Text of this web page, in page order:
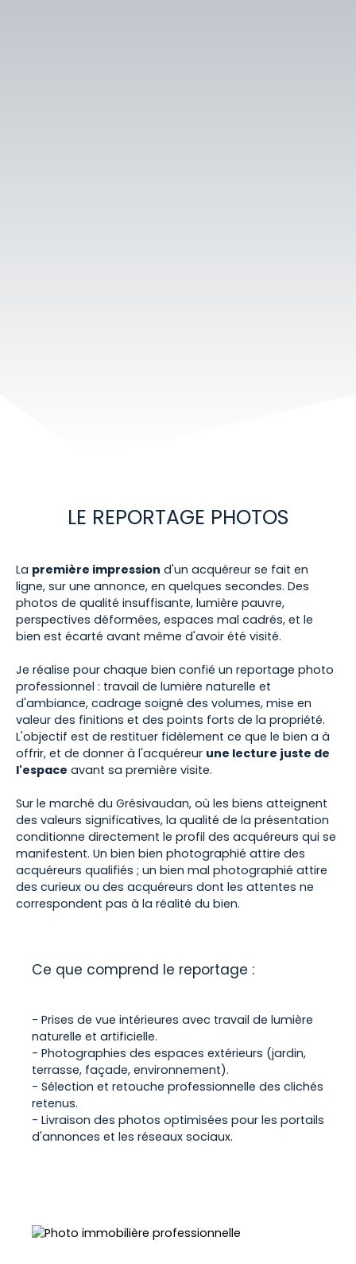
LE REPORTAGE PHOTOS
La première impression d'un acquéreur se fait en
ligne, sur une annonce, en quelques secondes. Des
photos de qualité insuffisante, lumière pauvre,
perspectives déformées, espaces mal cadrés, et le
bien est écarté avant même d'avoir été visité.
Je réalise pour chaque bien confié un reportage photo
professionnel : travail de lumière naturelle et
d'ambiance, cadrage soigné des volumes, mise en
valeur des finitions et des points forts de la propriété.
L'objectif est de restituer fidèlement ce que le bien a à
offrir, et de donner à l'acquéreur une lecture juste de
l'espace avant sa première visite.
Sur le marché du Grésivaudan, où les biens atteignent
des valeurs significatives, la qualité de la présentation
conditionne directement le profil des acquéreurs qui se
manifestent. Un bien bien photographié attire des
acquéreurs qualifiés ; un bien mal photographié attire
des curieux ou des acquéreurs dont les attentes ne
correspondent pas à la réalité du bien.
Ce que comprend le reportage :
- Prises de vue intérieures avec travail de lumière
naturelle et artificielle.
- Photographies des espaces extérieurs (jardin,
terrasse, façade, environnement).
- Sélection et retouche professionnelle des clichés
retenus.
- Livraison des photos optimisées pour les portails
d'annonces et les réseaux sociaux.